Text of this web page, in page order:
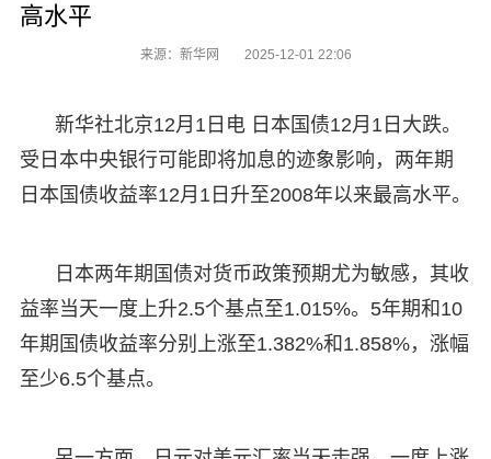
高水平
来源：新华网 2025-12-01 22:06
新华社北京12月1日电 日本国债12月1日大跌。
受日本中央银行可能即将加息的迹象影响，两年期
日本国债收益率12月1日升至2008年以来最高水平。
日本两年期国债对货币政策预期尤为敏感，其收
益率当天一度上升2.5个基点至1.015%。5年期和10
年期国债收益率分别上涨至1.382%和1.858%，涨幅
至少6.5个基点。